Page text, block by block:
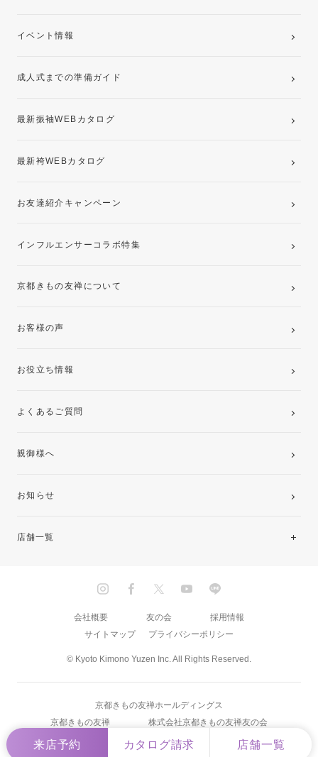
来店予約 カタログ請求 店舗一覧
卒業袴レンタルプラン
イベント情報
成人式までの準備ガイド
最新振袖WEBカタログ
最新袴WEBカタログ
お友達紹介キャンペーン
インフルエンサーコラボ特集
京都きもの友禅について
お客様の声
お役立ち情報
よくあるご質問
親御様へ
お知らせ
店舗一覧
九州
© Kyoto Kimono Yuzen Inc. All Rights Reserved.
会社概要 友の会
採用情報
サイトマップ
プライバシーポリシー
京都きもの友禅ホールディングス
京都きもの友禅
株式会社京都きもの友禅友の会